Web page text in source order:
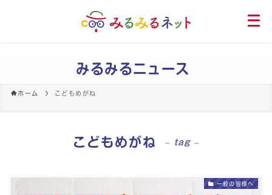
メ
ニ
みるみるニュース
ホーム こどもめがね
こどもめがね – tag –
一般の皆様へ